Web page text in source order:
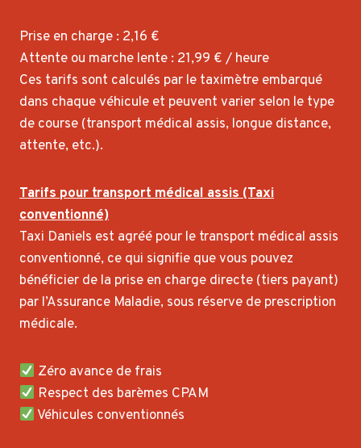
Prise en charge : 2,16 €
Attente ou marche lente : 21,99 € / heure
Ces tarifs sont calculés par le taximètre embarqué
dans chaque véhicule et peuvent varier selon le type
de course (transport médical assis, longue distance,
attente, etc.).
Tarifs pour transport médical assis (Taxi
conventionné)
Taxi Daniels est agréé pour le transport médical assis
conventionné, ce qui signifie que vous pouvez
bénéficier de la prise en charge directe (tiers payant)
par l’Assurance Maladie, sous réserve de prescription
médicale.
Zéro avance de frais
Respect des barèmes CPAM
Véhicules conventionnés